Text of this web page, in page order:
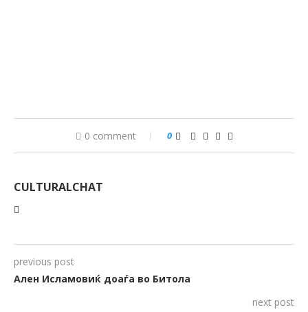
0 comment 0
CULTURALCHAT
previous post
Ален Исламовиќ доаѓа во Битола
next post